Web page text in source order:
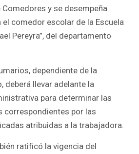
y se desempeña
comedor escolar de la Escuela
Pereyra”, del departamento
dependiente de la
deberá llevar adelante la
para determinar las
correspondientes por las
atribuidas a la trabajadora.
ratificó la vigencia del